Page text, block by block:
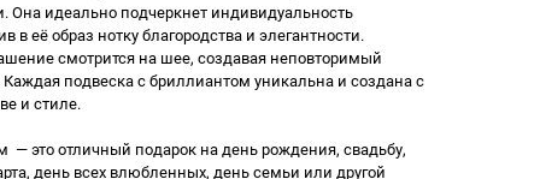
Она идеально подчеркнет индивидуальность
в её образ нотку благородства и элегантности.
смотрится на шее, создавая неповторимый
подвеска с бриллиантом уникальна и создана с
и стиле.
— это отличный подарок на день рождения, свадьбу,
день всех влюбленных, день семьи или другой